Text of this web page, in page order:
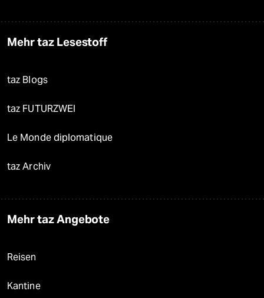
Mehr taz Lesestoff
taz Blogs
taz FUTURZWEI
Le Monde diplomatique
taz Archiv
Mehr taz Angebote
Reisen
Kantine